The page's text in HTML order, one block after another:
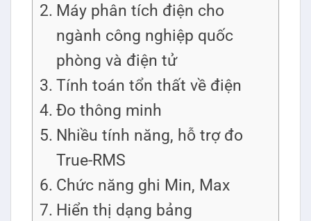
Máy phân tích điện cho
ngành công nghiệp quốc
phòng và điện tử
Tính toán tổn thất về điện
Đo thông minh
Nhiều tính năng, hỗ trợ đo
True-RMS
Chức năng ghi Min, Max
Hiển thị dạng bảng